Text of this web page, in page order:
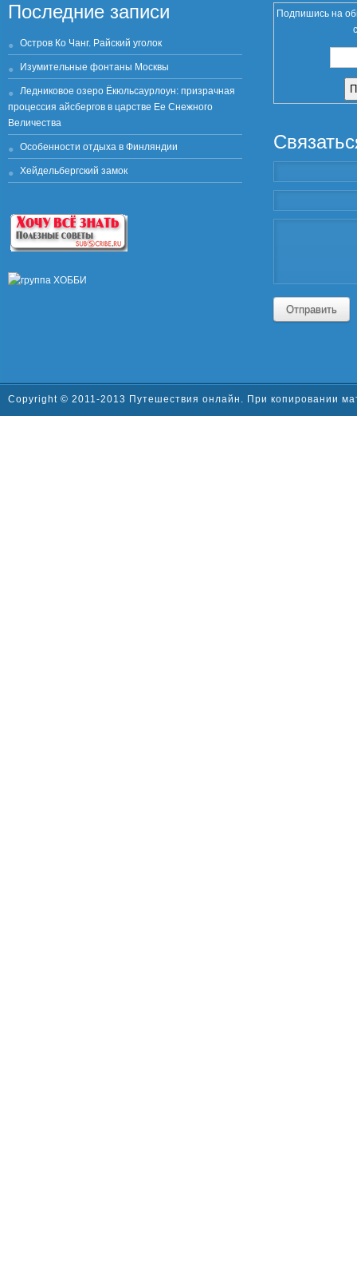
Последние записи
Остров Ко Чанг. Райский уголок
Изумительные фонтаны Москвы
Ледниковое озеро Ёкюльсаурлоун: призрачная
процессия айсбергов в царстве Ее Снежного
Величества
Особенности отдыха в Финляндии
Хейдельбергский замок
Подпишись на
Отправить
Copyright © 2011-2013 Путешествия онлайн. При копировании